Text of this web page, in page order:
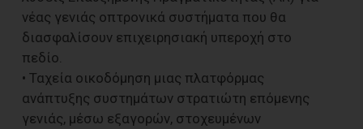
νέας γενιάς οπτρονικά συστήματα που θα
διασφαλίσουν επιχειρησιακή υπεροχή στο
πεδίο.
• Ταχεία οικοδόμηση μιας πλατφόρμας
ανάπτυξης συστημάτων στρατιώτη επόμενης
γενιάς, μέσω εξαγορών, στοχευμένων